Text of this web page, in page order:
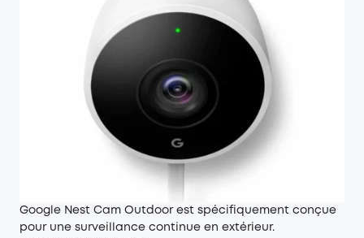
Google Nest Cam Outdoor est spécifiquement conçue
pour une surveillance continue en extérieur.